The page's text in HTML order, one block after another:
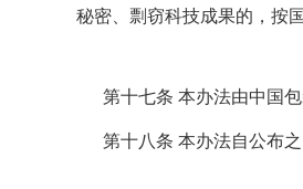
秘密、剽窃科技成果的，按
第十七条 本办法由中国
第十八条 本办法自公布之